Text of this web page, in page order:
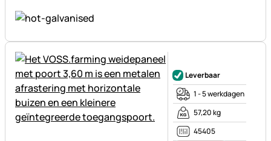
Leverbaar
1 - 5 werkdagen
57,20 kg
45405